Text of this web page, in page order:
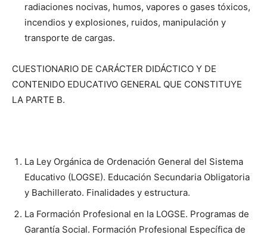
radiaciones nocivas, humos, vapores o gases tóxicos,
incendios y explosiones, ruidos, manipulación y
transporte de cargas.
CUESTIONARIO DE CARÁCTER DIDÁCTICO Y DE
CONTENIDO EDUCATIVO GENERAL QUE CONSTITUYE
LA PARTE B.
La Ley Orgánica de Ordenación General del Sistema
Educativo (LOGSE). Educación Secundaria Obligatoria
y Bachillerato. Finalidades y estructura.
La Formación Profesional en la LOGSE. Programas de
Garantía Social. Formación Profesional Específica de